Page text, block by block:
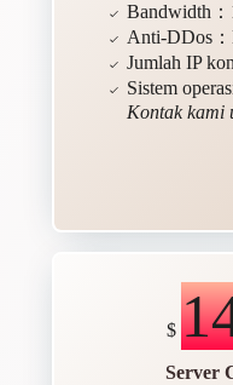
Bandwidth
Anti-DDos
Jumlah IP
Sistem
Kontak kami
$
Server